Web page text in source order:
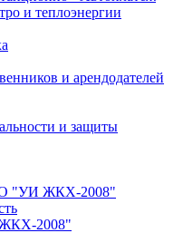
и теплоэнергии
и арендодателей
и защиты
"УИ ЖКХ-2008"
2008"